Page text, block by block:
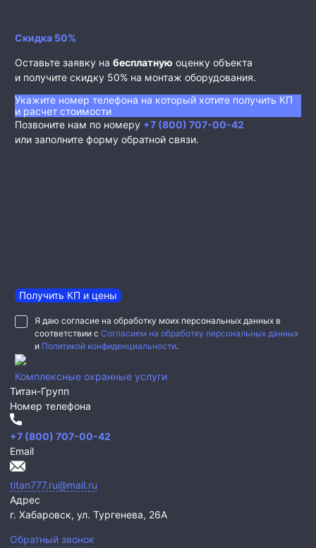
Скидка 50%
Оставьте заявку на бесплатную оценку объекта
и получите скидку 50% на монтаж оборудования.
Укажите номер телефона на который хотите получить КП
и расчет стоимости
Позвоните нам по номеру +7 (800) 707-00-42
или заполните форму обратной связи.
Получить КП и цены
Я даю согласие на обработку моих персональных данных в
соответствии с Согласием на обработку персональных данных
и Политикой конфиденциальности.
Комплексные охранные услуги
Титан-Групп
Номер телефона
+7 (800) 707-00-42
Email
titan777.ru@mail.ru
Адрес
г. Хабаровск, ул. Тургенева, 26А
Обратный звонок